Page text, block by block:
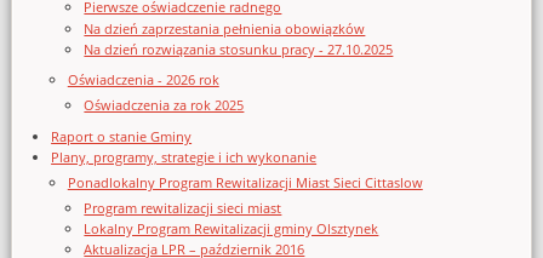
Pierwsze oświadczenie radnego
Na dzień zaprzestania pełnienia obowiązków
Na dzień rozwiązania stosunku pracy - 27.10.2025
Oświadczenia - 2026 rok
Oświadczenia za rok 2025
Raport o stanie Gminy
Plany, programy, strategie i ich wykonanie
Ponadlokalny Program Rewitalizacji Miast Sieci Cittaslow
Program rewitalizacji sieci miast
Lokalny Program Rewitalizacji gminy Olsztynek
Aktualizacja LPR – październik 2016